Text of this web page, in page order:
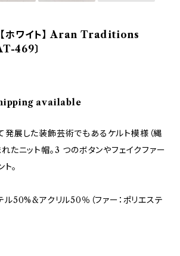
【ホワイト】 Aran Traditions
469〕
available
発展した装飾芸術でもあるケルト模様（縄
たニット帽。3 つのボタンやフェイクファー
。
50%&アクリル50％（ファー：ポリエステ